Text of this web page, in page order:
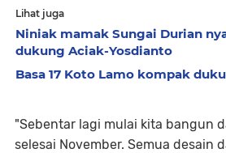
Lihat juga
Niniak mamak Sungai Durian
dukung Aciak-Yosdianto
Basa 17 Koto Lamo kompak
"Sebentar lagi mulai kita bangun
selesai November. Semua desain